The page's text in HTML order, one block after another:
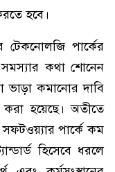
হবে।
টেকনোলজি পার্কের
সমস্যার কথা শোনেন
ভাড়া কমানোর দাবি
হয়েছে। অতীতে
সফটওয়্যার পার্কে কম
হিসেবে ধরলে